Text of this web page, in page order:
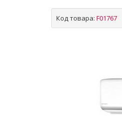
Код товара: F01767